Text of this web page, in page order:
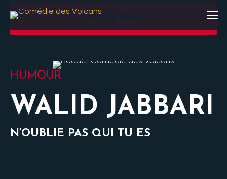
HUMOUR
WALID JABBARI
N’OUBLIE PAS QUI TU ES